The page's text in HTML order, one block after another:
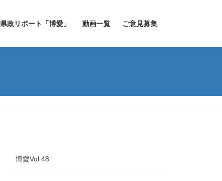
県政リポート「博愛」 動画一覧 ご意見募集
博愛Vol.48